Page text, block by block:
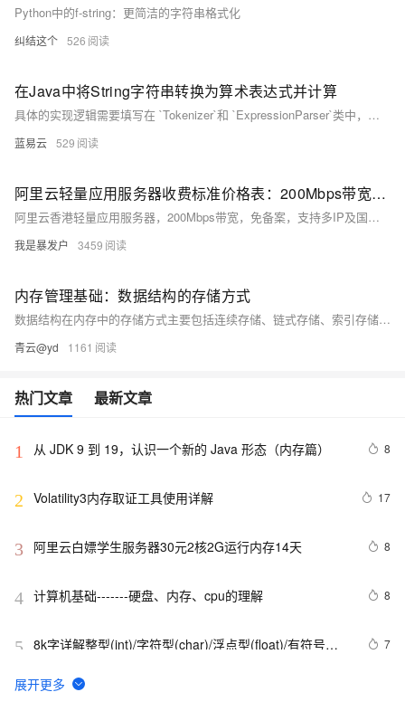
Python中的f-string：更简洁的字符串格式化
纠结这个 526
在Java中将String字符串转换为算术表达式并计算
具体的实现逻辑需要填写在 `Tokenizer`和 `ExpressionParser`类中，这里只提供了大概的框架。在实际实现时 `Tokenizer`应该提供分词逻辑，把输入的字符串转换成Token序列。而 `ExpressionParser`应当通过递归下降的方式依次解析
蓝易云 529
阿里云轻量应用服务器收费标准价格表：200Mbps带宽、CPU内存及存储配置详解
阿里云香港轻量应用服务器，200Mbps带宽，免备案，支持多IP及国际线路，月租25元起，年付享8.5折优惠，适用于网站、应用等多种场景。
我是暴发户 3459
内存管理基础：数据结构的存储方式
数据结构在内存中的存储方式主要包括连续存储、链式存储、索引存储和散列存储。连续存储如数组，数据元素按顺序连续存放，访问速度快但扩展性差；链式存储如链表，通过指针连接分散的节点，便于插入删除但访问效率低；索引存储通过索引表提高查找效率，常用于数据库系统；散列存储如哈希表，通过哈希函数实现快速存取，但需处理冲突。不同场景下应根据访问模式、数据规模和操作频率选择合适的存储结构，甚至结合多种方式以达到最优性能。掌握这些存储机制是构建高效程序和理解高级数据结构的基础。
青云@yd 1161
热门文章 最新文章
1 从 JDK 9 到 19，认识一个新的 Java 形态（内存篇） 8
2 Volatility3内存取证工具使用详解 17
3 阿里云白嫖学生服务器30元2核2G运行内存14天 8
4 计算机基础-------硬盘、内存、cpu的理解 8
5 8k字详解整型(int)/字符型(char)/浮点型(float)/有符号
内功修炼/C语言】
7
6
【Java技术指南】「序列化系列」深入挖掘FST快速序列